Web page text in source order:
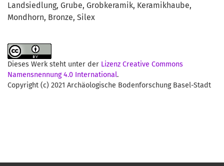
Landsiedlung Grube Grobkeramik Keramikhaube
Mondhorn Bronze Silex
Dieses Werk steht unter der Lizenz Creative Commons
Namensnennung 4.0 International.
Copyright (c) 2021 Archäologische Bodenforschung Basel-Stadt